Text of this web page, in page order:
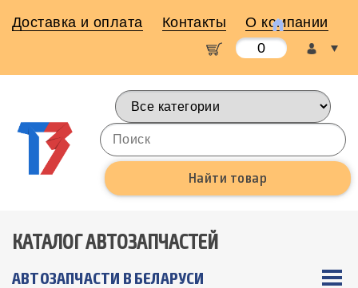
Доставка и оплата Контакты
О компании
0
КАТАЛОГ АВТОЗАПЧАСТЕЙ
АВТОЗАПЧАСТИ В БЕЛАРУСИ